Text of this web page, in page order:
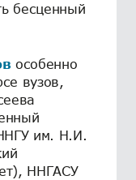
бесценный
особенно
вузов,
им. Н.И.
ННГАСУ